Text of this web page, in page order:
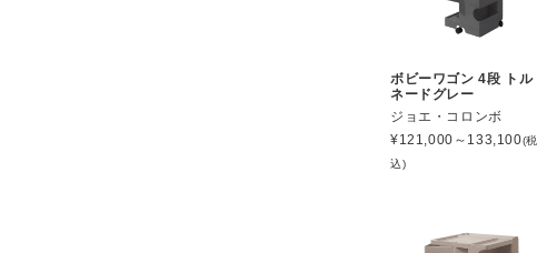
ボビーワゴン 4段 トル
ネードグレー
ジョエ・コロンボ
¥121,000～133,100(税
込)